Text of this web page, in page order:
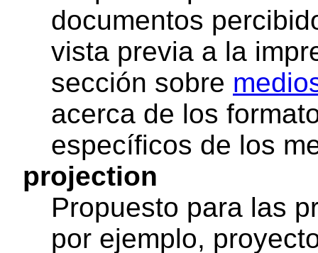
documentos
vista previa a la
sección sobre
acerca de los
específicos de los
projection
Propuesto para las
por ejemplo,